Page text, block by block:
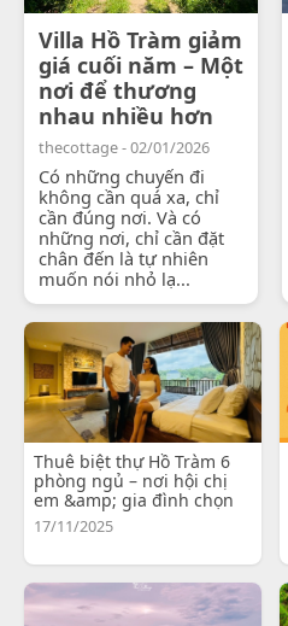
Villa Hồ Tràm giảm
giá cuối năm – Một
nơi để thương
nhau nhiều hơn
thecottage - 02/01/2026
Có những chuyến đi
không cần quá xa, chỉ
cần đúng nơi. Và có
những nơi, chỉ cần đặt
chân đến là tự nhiên
muốn nói nhỏ lạ...
Thuê biệt thự Hồ Tràm 6
phòng ngủ – nơi hội chị
em &amp; gia đình chọn
17/11/2025